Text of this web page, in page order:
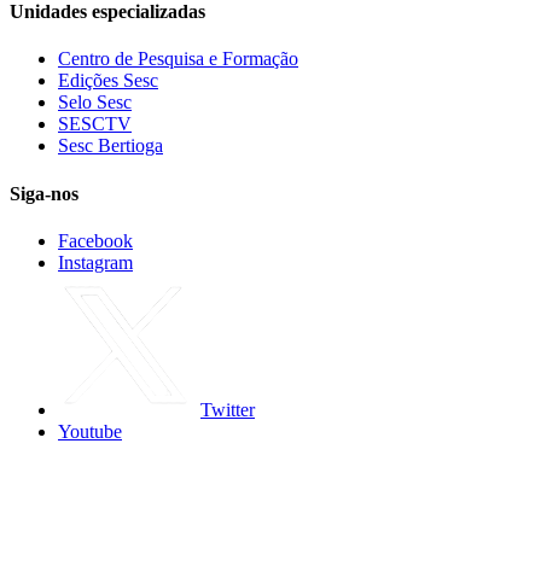
Unidades especializadas
Centro de Pesquisa e Formação
Edições Sesc
Selo Sesc
SESCTV
Sesc Bertioga
Siga-nos
Facebook
Instagram
Twitter
Youtube